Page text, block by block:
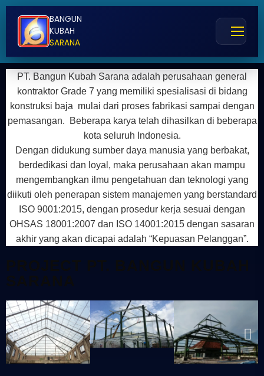
BANGUN
KUBAH
SARANA
PT. Bangun Kubah Sarana adalah perusahaan general
kontraktor Grade 7 yang memiliki spesialisasi di bidang
konstruksi baja mulai dari proses fabrikasi sampai dengan
pemasangan. Beberapa karya telah dihasilkan di beberapa
kota seluruh Indonesia.
Dengan didukung sumber daya manusia yang berbakat,
berdedikasi dan loyal, maka perusahaan akan mampu
mengembangkan ilmu pengetahuan dan teknologi yang
diikuti oleh penerapan sistem manajemen yang berstandard
ISO 9001:2015, dengan prosedur kerja sesuai dengan
OHSAS 18001:2007 dan ISO 14001:2015 dengan sasaran
akhir yang akan dicapai adalah “Kepuasan Pelanggan”.